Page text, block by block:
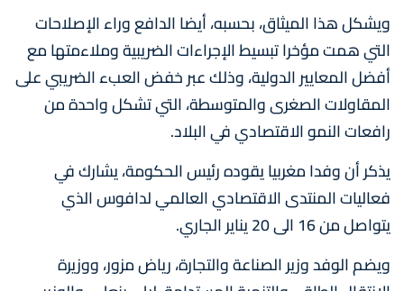
ويشكل هذا الميثاق، بحسبه، أيضا الدافع وراء الإصلاحات
التي همت مؤخرا تبسيط الإجراءات الضريبية وملاءمتها مع
أفضل المعايير الدولية، وذلك عبر خفض العبء الضريبي على
المقاولات الصغرى والمتوسطة، التي تشكل واحدة من
رافعات النمو الاقتصادي في البلاد.
يذكر أن وفدا مغربيا يقوده رئيس الحكومة، يشارك في
فعاليات المنتدى الاقتصادي العالمي لدافوس الذي
يتواصل من 16 الى 20 يناير الجاري.
ويضم الوفد وزير الصناعة والتجارة، رياض مزور، ووزيرة